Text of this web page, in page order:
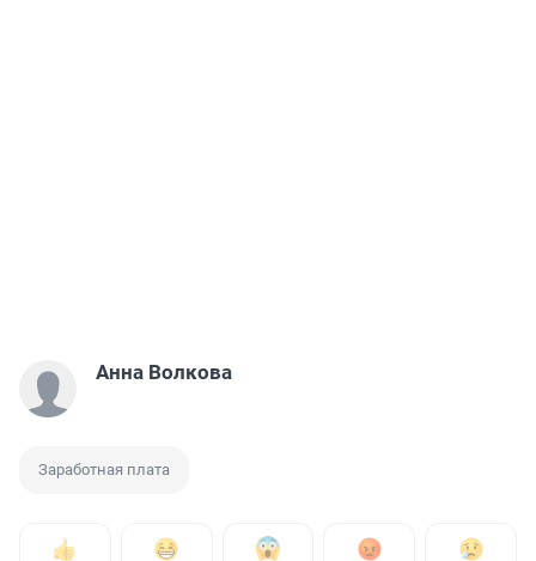
Анна Волкова
Заработная плата